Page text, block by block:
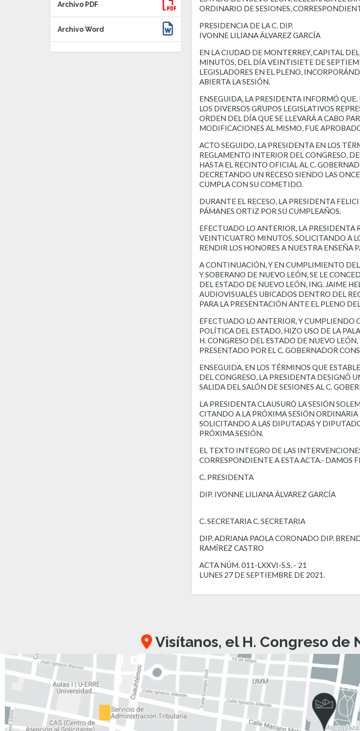
Archivo PDF
Archivo Word
ORDINARIO DE SESIONES,
PRESIDENCIA DE LA C. DIP.
IVONNE LILIANA ÁLVAREZ GARCÍA
EN LA CIUDAD DE MONTERREY, CAPITAL
MINUTOS, DEL DÍA VEINTISIETE DE
LEGISLADORES EN EL PLENO,
ABIERTA LA SESIÓN.
ENSEGUIDA, LA PRESIDENTA INFORMÓ
LOS DIVERSOS GRUPOS LEGISLATIVOS
ORDEN DEL DÍA QUE SE LLEVARÁ A CABO
MODIFICACIONES AL MISMO, FUE
ACTO SEGUIDO, LA PRESIDENTA EN LOS
REGLAMENTO INTERIOR DEL CONGRESO,
HASTA EL RECINTO OFICIAL AL C.
DECRETANDO UN RECESO SIENDO LAS
CUMPLA CON SU COMETIDO.
DURANTE EL RECESO, LA PRESIDENTA
PÁMANES ORTIZ POR SU CUMPLEAÑOS.
EFECTUADO LO ANTERIOR, LA PRESIDENTA
VEINTICUATRO MINUTOS, SOLICITANDO A
RENDIR LOS HONORES A NUESTRA
A CONTINUACIÓN, Y EN CUMPLIMIENTO
Y SOBERANO DE NUEVO LEÓN, SE LE
DEL ESTADO DE NUEVO LEÓN, ING. JAIME
AUDIOVISUALES UBICADOS DENTRO DEL
PARA LA PRESENTACIÓN ANTE EL PLENO
EFECTUADO LO ANTERIOR, Y CUMPLIENDO
POLÍTICA DEL ESTADO, HIZO USO DE LA
H. CONGRESO DEL ESTADO DE NUEVO
PRESENTADO POR EL C. GOBERNADOR
ENSEGUIDA, EN LOS TÉRMINOS QUE
DEL CONGRESO, LA PRESIDENTA DESIGNÓ
SALIDA DEL SALÓN DE SESIONES AL C.
LA PRESIDENTA CLAUSURÓ LA SESIÓN
CITANDO A LA PRÓXIMA SESIÓN
SOLICITANDO A LAS DIPUTADAS Y
PRÓXIMA SESIÓN.
EL TEXTO INTEGRO DE LAS
CORRESPONDIENTE A ESTA ACTA.- DAMOS
C. PRESIDENTA
DIP. IVONNE LILIANA ÁLVAREZ GARCÍA
C. SECRETARIA C. SECRETARIA
DIP. ADRIANA PAOLA CORONADO DIP.
RAMÍREZ CASTRO
ACTA NÚM. 011-LXXVI-S.S. - 21
LUNES 27 DE SEPTIEMBRE DE 2021.
Visítanos, el H. Congreso de